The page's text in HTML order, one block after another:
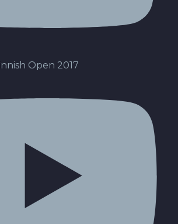
Open 2017